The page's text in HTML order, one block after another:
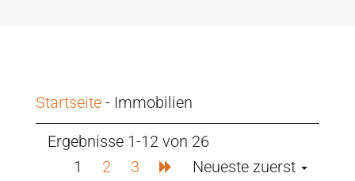
Startseite- Immobilien
Ergebnisse 1-12 von 26
1
2 3 Neueste zuerst